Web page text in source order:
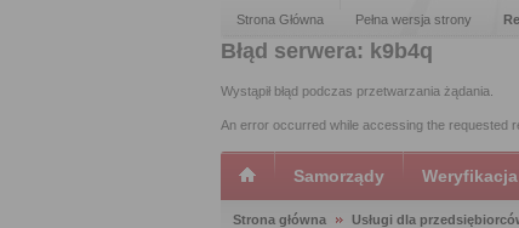
Strona Główna Pełna wersja strony
Błąd serwera: k9b4q
Wystąpił błąd podczas przetwarzania żądania.
An error occurred while accessing the requested
Samorządy Weryfikacja
Strona główna Usługi dla